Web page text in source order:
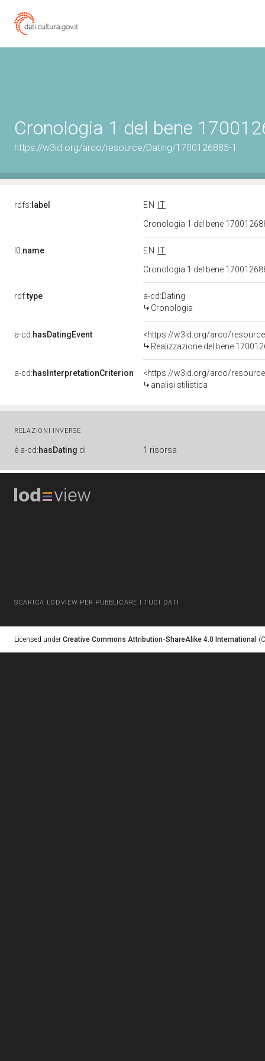
Cronologia 1 del bene
https://w3id.org/arco/resource/Dating/1700126885-1
rdfs: label EN
IT
Cronologia 1 del bene
l0:name EN
IT
Cronologia 1 del bene
rdf:type
a-cd:Dating
Cronologia
a-cd:hasDatingEvent
<https://w3id.org/arco/
Realizzazione del bene
a-cd:hasInterpretationCriterion
<https://w3id.org/arco/
analisi stilistica
RELAZIONI INVERSE
è a-cd:hasDating di 1 risorsa
SCARICA LODVIEW PER PUBBLICARE I TUOI DATI
Licensed under Creative Commons Attribution-ShareAlike 4.0 International